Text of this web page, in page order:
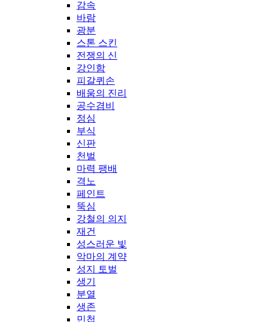
감속
바람
광분
스톤 스킨
전쟁의 신
강인함
피갈퀴손
배움의 진리
공수겸비
정심
부식
신판
천벌
마력 팽배
격노
페인트
뚝심
강철의 의지
재건
성스러운 빛
악마의 계약
성지 토벌
생기
분열
생존
민첩